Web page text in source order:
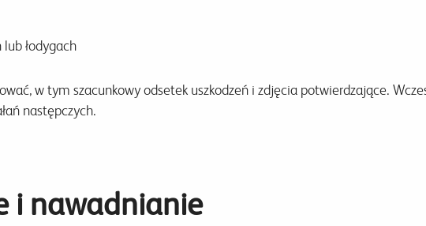
łodygach
w tym szacunkowy odsetek uszkodzeń i zdjęcia potwierdzające.
następczych.
i nawadnianie